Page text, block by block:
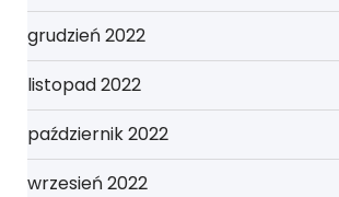
grudzień 2022
listopad 2022
październik 2022
wrzesień 2022